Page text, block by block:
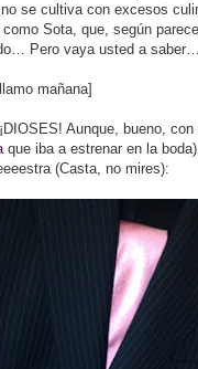
se cultiva con excesos
Sota, que, según
Pero vaya usted a saber…
mañana]
Aunque, bueno, con
que iba a estrenar en la
(Casta, no mires):